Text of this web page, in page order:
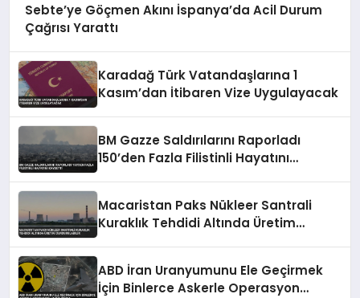
Sebte’ye Göçmen Akını İspanya’da Acil Durum
Çağrısı Yarattı
Karadağ Türk Vatandaşlarına 1
Kasım’dan İtibaren Vize Uygulayacak
BM Gazze Saldırılarını Raporladı
150’den Fazla Filistinli Hayatını
Macaristan Paks Nükleer Santrali
Kuraklık Tehdidi Altında Üretim
ABD İran Uranyumunu Ele Geçirmek
İçin Binlerce Askerle Operasyon